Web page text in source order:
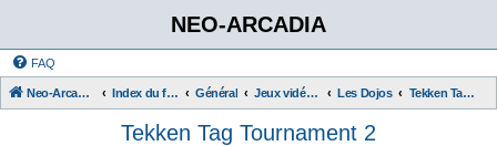
NEO-ARCADIA
FAQ
Neo-Arcadia.com Index du forum Général Jeux vidéo d'arcade Les Dojos Tekken Tag Tournament 2
Tekken Tag Tournament 2